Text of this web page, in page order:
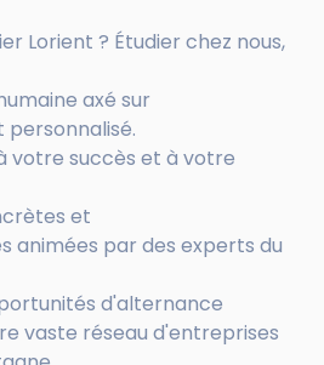
Lorient ? Étudier chez nous,
axé sur
votre succès et à votre
et
animées par des experts du
d'alternance
vaste réseau d'entreprises